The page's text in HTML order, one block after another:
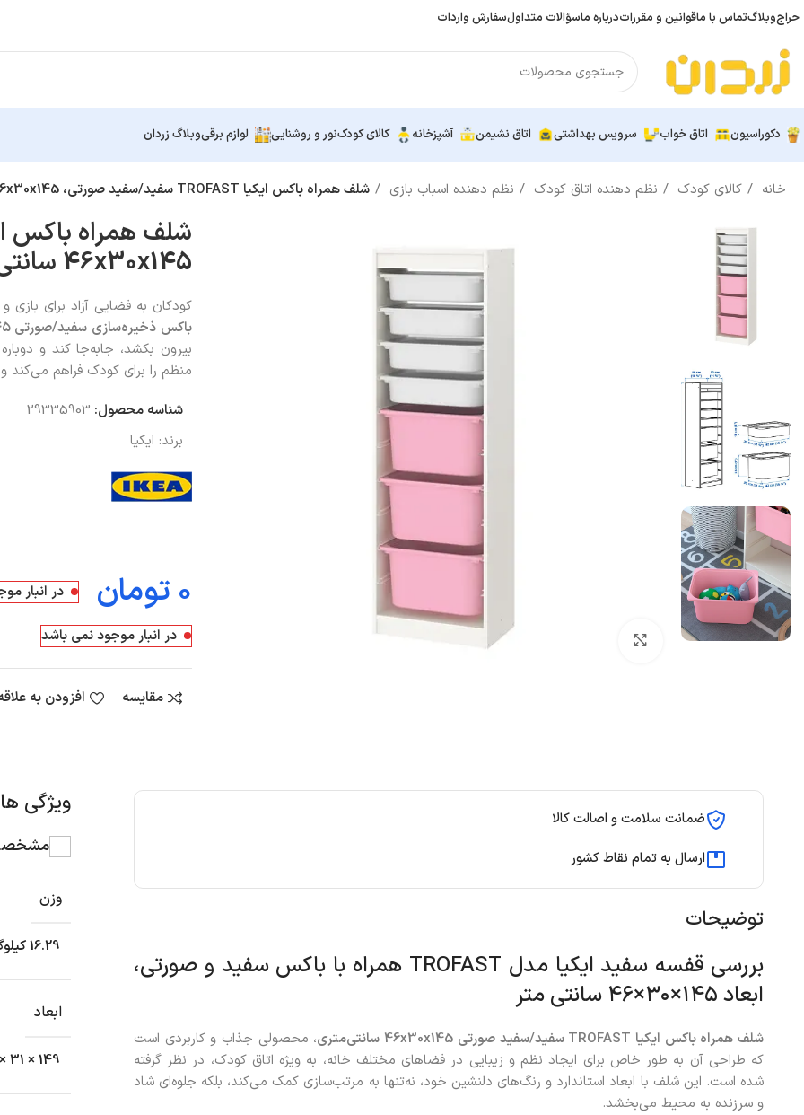
حراجوبلاگتماس با ماقوانین و مقرراتدرباره ماسؤالات متداولسفارش واردات
دکوراسیون اتاق خواب سرویس بهداشتی اتاق نشیمن آشپزخانه کالای کودکنور و روشنایی لوازم برقیوبلاگ زردان
خانه کالای کودک نظم دهنده اتاق کودک نظم دهنده اسباب بازی شلف همراه باکس ایکیا TROFAST سفید/سفید صورتی، 46x30x145 سانتی‌متر
46x30x145 سانتی‌متر
کودکان به فضایی آزاد برای بازی
باکس ذخیره‌سازی سفید/صورتی
بیرون بکشد، جابه‌جا کند و
منظم را برای کودک فراهم می‌کند
شناسه محصول: 29335903
برند: ایکیا
تومان در انبار
در انبار موجود نمی باشد
مقایسه افزودن به
ضمانت سلامت و اصالت کالا
ارسال به تمام نقاط کشور
توضیحات
بررسی قفسه سفید ایکیا مدل TROFAST همراه با باکس سفید و صورتی،
ابعاد ۱۴۵×۳۰×۴۶ سانتی متر
شلف همراه باکس ایکیا TROFAST سفید/سفید صورتی 46x30x145 سانتی‌متری
، محصولی جذاب و کاربردی است
که طراحی آن به طور خاص برای ایجاد نظم و زیبایی در فضاهای مختلف خانه، به‌ ویژه اتاق کودک، در نظر گرفته
شده است. این شلف با ابعاد استاندارد و رنگ‌های دلنشین خود، نه‌تنها به مرتب‌سازی کمک می‌کند، بلکه جلوه‌ای شاد
و سرزنده به محیط می‌بخشد.
ویژگی
وزن
16.29 کیلوگرم
ابعاد
149 × 31 × 23 سانتیمتر